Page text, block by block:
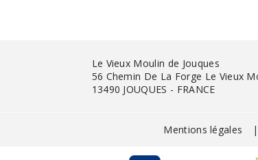
Le Vieux Moulin de Jouques
56 Chemin De La Forge Le Vieux
13490 JOUQUES - FRANCE
Mentions légales |